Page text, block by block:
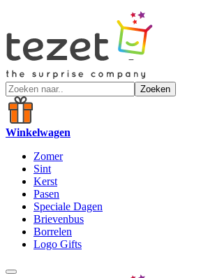
Zoeken
Winkelwagen
Zomer
Sint
Kerst
Pasen
Speciale Dagen
Brievenbus
Borrelen
Logo Gifts